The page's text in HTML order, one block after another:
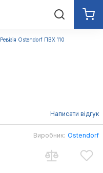
Ревізія Ostendorf ПВХ 110
Написати відгук
Виробник: Ostendorf